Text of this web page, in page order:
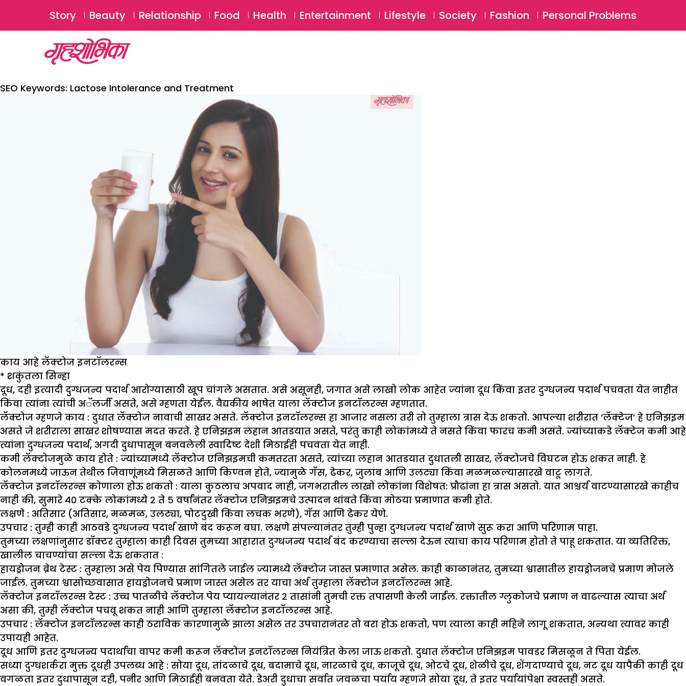
SUBSCRIBE Login ⚲
Story Beauty Relationship Food Health Entertainment Lifestyle Society Fashion Personal Problems
SEO Keywords: Lactose Intolerance and Treatment
काय आहे लॅक्टोज इनटॉलरन्स
* शकुंतला सिन्हा
दूध, दही इत्यादी दुग्धजन्य पदार्थ आरोग्यासाठी खूप चांगले असतात. असे असूनही, जगात असे लाखो लोक आहेत ज्यांना दूध किंवा इतर दुग्धजन्य पदार्थ पचवता येत नाहीत
किंवा त्यांना त्यांची अॅलर्जी असते, असे म्हणता येईल. वैद्यकीय भाषेत याला लॅक्टोज इनटॉलरन्स म्हणतात.
लॅक्टोज म्हणजे काय : दुधात लॅक्टोज नावाची साखर असते. लॅक्टोज इनटॉलरन्स हा आजार नसला तरी तो तुम्हाला त्रास देऊ शकतो. आपल्या शरीरात ‘लॅक्टेज’ हे एनिझइम
असते जे शरीराला साखर शोषण्यास मदत करते. हे एनिझइम लहान आतडयात असते, परंतु काही लोकांमध्ये ते नसते किंवा फारच कमी असते. ज्यांच्याकडे लॅक्टेज कमी आहे
त्यांना दुग्धजन्य पदार्थ, अगदी दुधापासून बनवलेली स्वादिष्ट देशी मिठाईही पचवता येत नाही.
कमी लॅक्टोजमुळे काय होते : ज्यांच्यामध्ये लॅक्टोज एनिझइमची कमतरता असते, त्यांच्या लहान आतडयात दुधातली साखर, लॅक्टोजचे विघटन होऊ शकत नाही. हे
कोलनमध्ये जाऊन तेथील जिवाणूंमध्ये मिसळते आणि किण्वन होते, ज्यामुळे गॅस, ढेकर, जुलाब आणि उलट्या किंवा मळमळल्यासारखे वाटू लागते.
लॅक्टोज इनटॉलरन्स कोणाला होऊ शकतो : याला कुठलाच अपवाद नाही, जगभरातील लाखो लोकांना विशेषत: प्रौढांना हा त्रास असतो. यात आश्चर्य वाटण्यासारखे काहीच
नाही की, सुमारे ४० टक्के लोकांमध्ये २ ते ५ वर्षांनंतर लॅक्टोज एनिझइमचे उत्पादन थांबते किंवा मोठया प्रमाणात कमी होते.
लक्षणे : अतिसार (अतिसार, मळमळ, उलट्या, पोटदुखी किंवा लचक भरणे), गॅस आणि ढेकर येणे.
उपचार : तुम्ही काही आठवडे दुग्धजन्य पदार्थ खाणे बंद करून बघा. लक्षणे संपल्यानंतर तुम्ही पुन्हा दुग्धजन्य पदार्थ खाणे सुरू करा आणि परिणाम पाहा.
तुमच्या लक्षणांनुसार डॉक्टर तुम्हाला काही दिवस तुमच्या आहारात दुग्धजन्य पदार्थ बंद करण्याचा सल्ला देऊन त्याचा काय परिणाम होतो ते पाहू शकतात. या व्यतिरिक्त,
खालील चाचण्यांचा सल्ला देऊ शकतात :
हायड्रोजन ब्रेथ टेस्ट : तुम्हाला असे पेय पिण्यास सांगितले जाईल ज्यामध्ये लॅक्टोज जास्त प्रमाणात असेल. काही काळानंतर, तुमच्या श्वासातील हायड्रोजनचे प्रमाण मोजले
जाईल. तुमच्या श्वासोच्छवासात हायड्रोजनचे प्रमाण जास्त असेल तर याचा अर्थ तुम्हाला लॅक्टोज इनटॉलरन्स आहे.
लॅक्टोज इनटॉलरन्स टेस्ट : उच्च पातळीचे लॅक्टोज पेय प्यायल्यानंतर २ तासांनी तुमची रक्त तपासणी केली जाईल. रक्तातील ग्लुकोजचे प्रमाण न वाढल्यास त्याचा अर्थ
असा की, तुम्ही लॅक्टोज पचवू शकत नाही आणि तुम्हाला लॅक्टोज इनटॉलरन्स आहे.
उपचार : लॅक्टोज इनटॉलरन्स काही ठराविक कारणामुळे झाला असेल तर उपचारानंतर तो बरा होऊ शकतो, पण त्याला काही महिने लागू शकतात, अन्यथा त्यावर काही
उपायही आहेत.
दूध आणि इतर दुग्धजन्य पदार्थांचा वापर कमी करून लॅक्टोज इनटॉलरन्स नियंत्रित केला जाऊ शकतो. दुधात लॅक्टोज एनिझइम पावडर मिसळून ते पिता येईल.
सध्या दुग्धशर्करा मुक्त दूधही उपलब्ध आहे : सोया दूध, तांदळाचे दूध, बदामाचे दूध, नारळाचे दूध, काजूचे दूध, ओटचे दूध, शेळीचे दूध, शेंगदाण्याचे दूध, नट दूध यापैकी काही दूध
वगळता इतर दुधापासून दही, पनीर आणि मिठाईही बनवता येते. डेअरी दुधाचा सर्वात जवळचा पर्याय म्हणजे सोया दूध, ते इतर पर्यायांपेक्षा स्वस्तही असते.